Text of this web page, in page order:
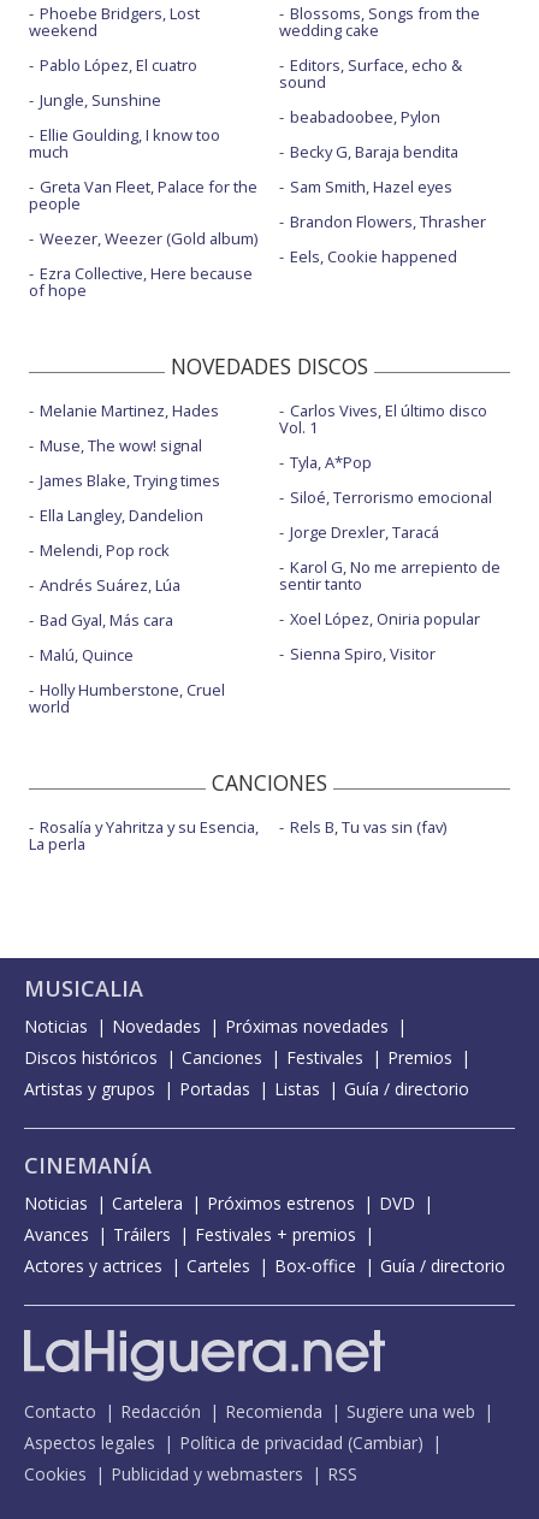
Phoebe Bridgers, Lost
weekend
Pablo López, El cuatro
Jungle, Sunshine
Ellie Goulding, I know too
much
Greta Van Fleet, Palace for the
people
Weezer, Weezer (Gold album)
Ezra Collective, Here because
of hope
Blossoms, Songs from the
wedding cake
Editors, Surface, echo &
sound
beabadoobee, Pylon
Becky G, Baraja bendita
Sam Smith, Hazel eyes
Brandon Flowers, Thrasher
Eels, Cookie happened
NOVEDADES DISCOS
Melanie Martinez, Hades
Muse, The wow! signal
James Blake, Trying times
Ella Langley, Dandelion
Melendi, Pop rock
Andrés Suárez, Lúa
Bad Gyal, Más cara
Malú, Quince
Holly Humberstone, Cruel
world
Carlos Vives, El último disco
Vol. 1
Tyla, A*Pop
Siloé, Terrorismo emocional
Jorge Drexler, Taracá
Karol G, No me arrepiento de
sentir tanto
Xoel López, Oniria popular
Sienna Spiro, Visitor
CANCIONES
Rosalía y Yahritza y su Esencia,
La perla
Rels B, Tu vas sin (fav)
MUSICALIA
Noticias Novedades
Próximas novedades
Discos históricos
Canciones Festivales
Premios
Artistas y grupos
Portadas Listas Guía / directorio
CINEMANÍA
Noticias Cartelera Próximos estrenos
DVD
Avances
Tráilers
Festivales + premios
Actores y actrices
Carteles Box-office Guía / directorio
Contacto Redacción Recomienda
Sugiere una web
Aspectos legales
Política de privacidad (Cambiar)
Cookies
Publicidad y webmasters RSS